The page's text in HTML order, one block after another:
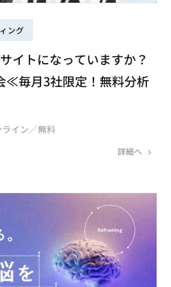
ング
イトになっていますか？
≪毎月3社限定！無料分析
イン／無料
詳細へ